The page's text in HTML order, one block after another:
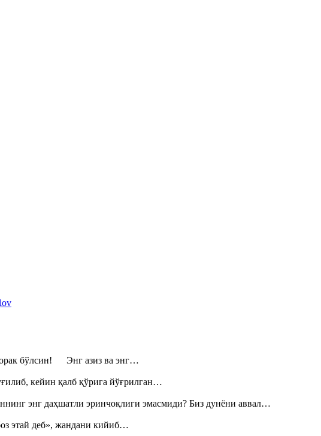
бўлсин! Энг азиз ва энг…
кейин қалб қўрига йўғрилган…
энг даҳшатли эринчоқлиги эмасмиди? Биз дунёни аввал…
этай деб», жандани кийиб…